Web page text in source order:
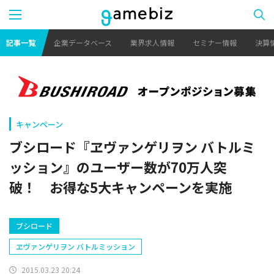
記事一覧 企業データベース 業界求人情報 セミナー情報 決算
キャンペーン
ブシロード『ヱヴァンゲリヲン バトルミ
ッション』のユーザー数が70万人突
破！ お得な5大キャンペーンを実施
ブシロード
ヱヴァンゲリヲン バトルミッション
2015.03.23 20:24